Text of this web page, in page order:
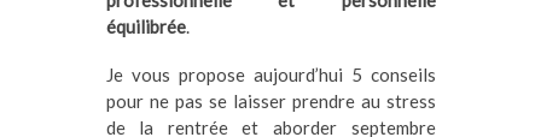
équilibrée.
Je vous propose aujourd’hui 5 conseils
pour ne pas se laisser prendre au stress
de la rentrée et aborder septembre